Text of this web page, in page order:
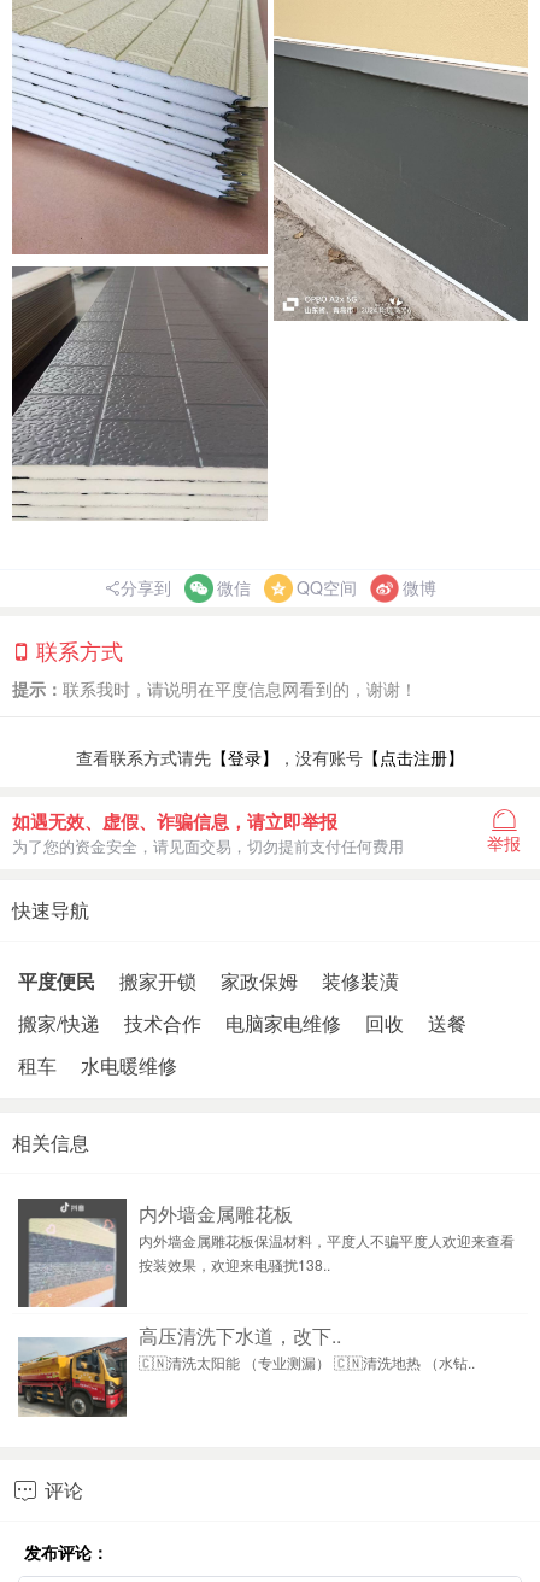
分享到 微信 QQ空间 微博
联系方式
提示： 联系我时，请说明在平度信息网看到的，谢谢！
查看联系方式请先 【登录】 ，没有账号 【点击注册】
如遇无效、虚假、诈骗信息，请立即举报
为了您的资金安全，请见面交易，切勿提前支付任何费用 举报
快速导航
平度便民 搬家开锁 家政保姆
装修装潢
搬家/快递
技术合作 电脑家电维修 回收
送餐
租车
水电暖维修
相关信息
内外墙金属雕花板
内外墙金属雕花板保温材料，平度人不骗平度人欢迎来查看
按装效果，欢迎来电骚扰138..
高压清洗下水道，改下..
🇨🇳清洗太阳能 （专业测漏） 🇨🇳清洗地热 （水钻..
 评论
发布评论：